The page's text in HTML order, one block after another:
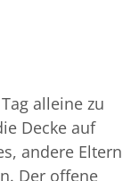
alleine zu
Decke auf
andere Eltern
Der offene